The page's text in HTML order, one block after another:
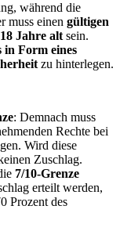
während die
muss einen gültigen
Jahre alt sein.
in Form eines
zu hinterlegen.
: Demnach muss
Rechte bei
Wird diese
Zuschlag.
7/10-Grenze
erteilt werden,
Prozent des